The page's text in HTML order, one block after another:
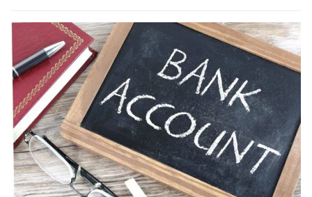
sulle criptovalute: […]